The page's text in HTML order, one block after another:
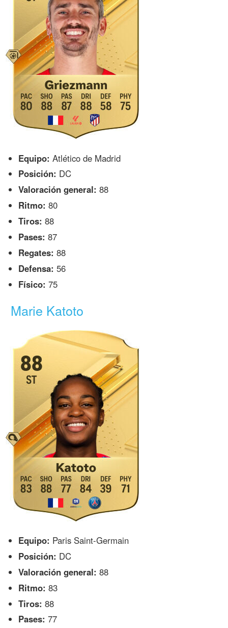
Equipo: Atlético de Madrid
Posición: DC
Valoración general: 88
Ritmo: 80
Tiros: 88
Pases: 87
Regates: 88
Defensa: 56
Físico: 75
Marie Katoto
Equipo: Paris Saint-Germain
Posición: DC
Valoración general: 88
Ritmo: 83
Tiros: 88
Pases: 77